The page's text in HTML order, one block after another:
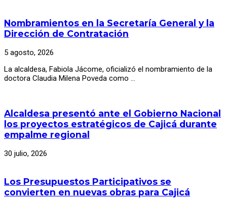
Nombramientos en la Secretaría General y la
Dirección de Contratación
5 agosto, 2026
La alcaldesa, Fabiola Jácome, oficializó el nombramiento de la
doctora Claudia Milena Poveda como …
Alcaldesa presentó ante el Gobierno Nacional
los proyectos estratégicos de Cajicá durante
empalme regional
30 julio, 2026
Los Presupuestos Participativos se
convierten en nuevas obras para Cajicá